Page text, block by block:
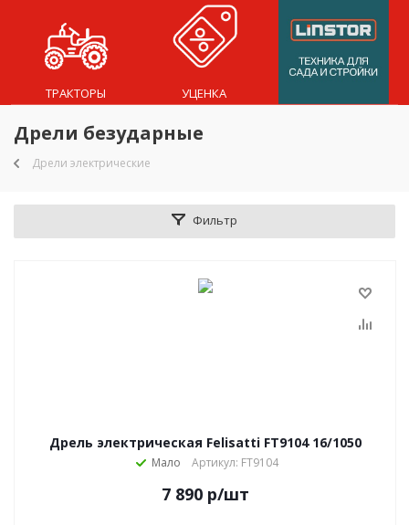
ТРАКТОРЫ УЦЕНКА
Дрели безударные
Дрели электрические
Фильтр
Дрель электрическая Felisatti FT9104 16/1050
Мало Артикул: FT9104
7 890 р/шт